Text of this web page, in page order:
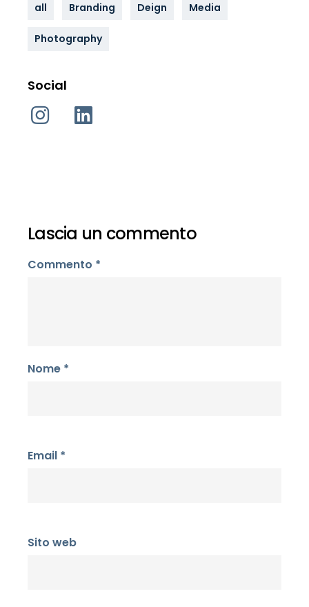
all Branding Deign Media
Photography
Social
Lascia un commento
Commento *
Nome *
Email *
Sito web